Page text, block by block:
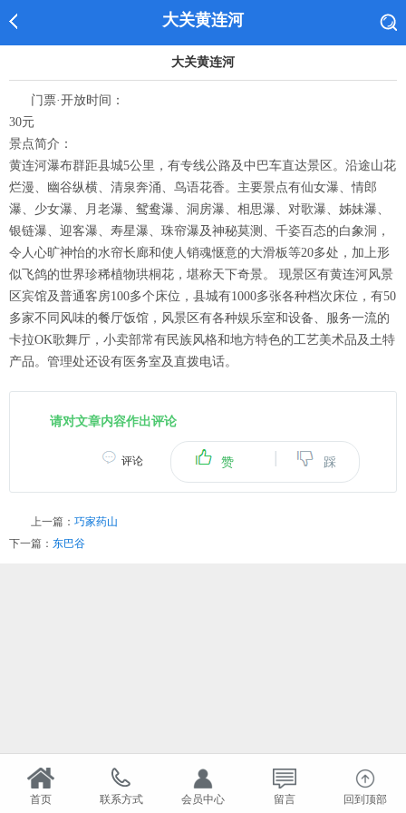
大关黄连河
大关黄连河
门票·开放时间：
30元
景点简介：
黄连河瀑布群距县城5公里，有专线公路及中巴车直达景区。沿途山花
烂漫、幽谷纵横、清泉奔涌、鸟语花香。主要景点有仙女瀑、情郎
瀑、少女瀑、月老瀑、鸳鸯瀑、洞房瀑、相思瀑、对歌瀑、姊妹瀑、
银链瀑、迎客瀑、寿星瀑、珠帘瀑及神秘莫测、千姿百态的白象洞，
令人心旷神怡的水帘长廊和使人销魂惬意的大滑板等20多处，加上形
似飞鸽的世界珍稀植物珙桐花，堪称天下奇景。 现景区有黄连河风景
区宾馆及普通客房100多个床位，县城有1000多张各种档次床位，有50
多家不同风味的餐厅饭馆，风景区有各种娱乐室和设备、服务一流的
卡拉OK歌舞厅，小卖部常有民族风格和地方特色的工艺美术品及土特
产品。管理处还设有医务室及直拨电话。
请对文章内容作出评论
赞 踩
评论
上一篇： 巧家药山
下一篇： 东巴谷
首页 联系方式 会员中心 留言 回到顶部